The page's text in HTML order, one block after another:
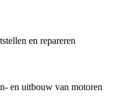
en repareren
en uitbouw van motoren